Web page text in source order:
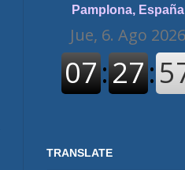
Pamplona, España
TRANSLATE